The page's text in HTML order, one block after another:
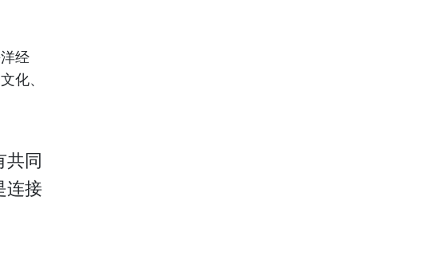
经
化、
共同
连接